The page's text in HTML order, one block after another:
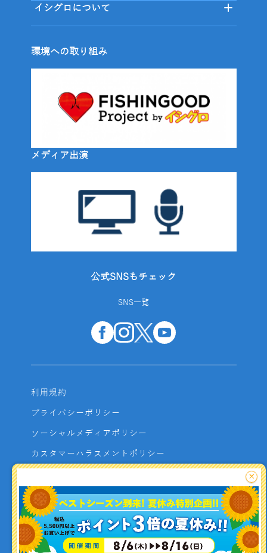
イシグロについて
環境への取り組み
メディア出演
公式SNSもチェック
SNS一覧
利用規約
プライバシーポリシー
ソーシャルメディアポリシー
カスタマーハラスメントポリシー
よくあるご質問
お問い合わせ
利用者資金の保全方法
×